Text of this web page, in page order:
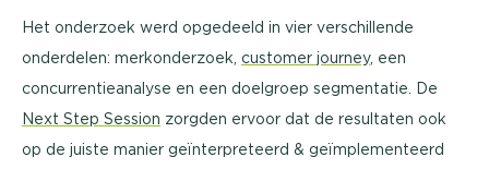
Het onderzoek werd opgedeeld in vier verschillende
onderdelen: merkonderzoek, customer journey, een
concurrentieanalyse en een doelgroep segmentatie. De
Next Step Session zorgden ervoor dat de resultaten ook
op de juiste manier geïnterpreteerd & geïmplementeerd